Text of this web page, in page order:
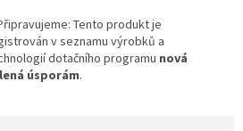
Tento produkt je
v seznamu výrobků a
dotačního programu nová
úsporám.